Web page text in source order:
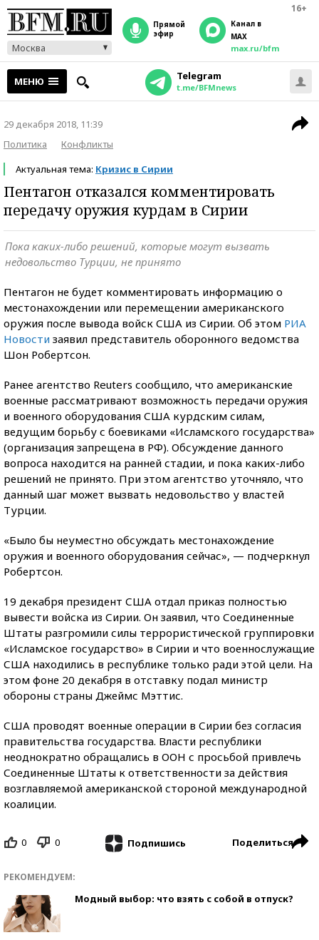
16+
Москва
прямой
эфир
Канал в
MAX
max.ru/bfm
МЕНЮ Telegram
t.me/BFMnews
29 декабря 2018, 11:39
Политика
Конфликты
Актуальная тема: Кризис в Сирии
Пентагон отказался комментировать
передачу оружия курдам в Сирии
Пока каких-либо решений, которые могут вызвать
недовольство Турции, не принято
Пентагон не будет комментировать информацию о
местонахождении или перемещении американского
оружия после вывода войск США из Сирии. Об этом РИА
Новости заявил представитель оборонного ведомства
Шон Робертсон.
Ранее агентство Reuters сообщило, что американские
военные рассматривают возможность передачи оружия
и военного оборудования США курдским силам,
ведущим борьбу с боевиками «Исламского государства»
(организация запрещена в РФ). Обсуждение данного
вопроса находится на ранней стадии, и пока каких-либо
решений не принято. При этом агентство уточняло, что
данный шаг может вызвать недовольство у властей
Турции.
«Было бы неуместно обсуждать местонахождение
оружия и военного оборудования сейчас», — подчеркнул
Робертсон.
19 декабря президент США отдал приказ полностью
вывести войска из Сирии. Он заявил, что Соединенные
Штаты разгромили силы террористической группировки
«Исламское государство» в Сирии и что военнослужащие
США находились в республике только ради этой цели. На
этом фоне 20 декабря в отставку подал министр
обороны страны Джеймс Мэттис.
США проводят военные операции в Сирии без согласия
правительства государства. Власти республики
неоднократно обращались в ООН с просьбой привлечь
Соединенные Штаты к ответственности за действия
возглавляемой американской стороной международной
коалиции.
0 0 Подпишись Поделиться
РЕКОМЕНДУЕМ:
Модный выбор: что взять с собой в отпуск?